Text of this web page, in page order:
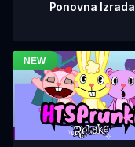
Ponovna Izrada